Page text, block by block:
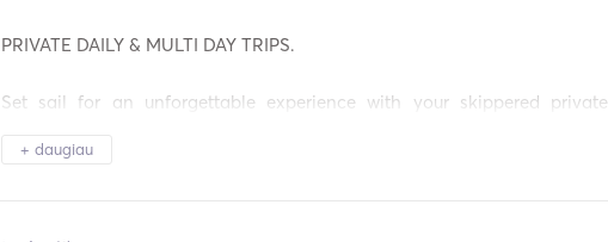
gesintuvai
PRIVATE DAILY & MULTI DAY TRIPS.
Set sail for an unforgettable experience with your skippered private
The boat is a carefully maintained  fully renewed self-owned Dufour
+ daugiau